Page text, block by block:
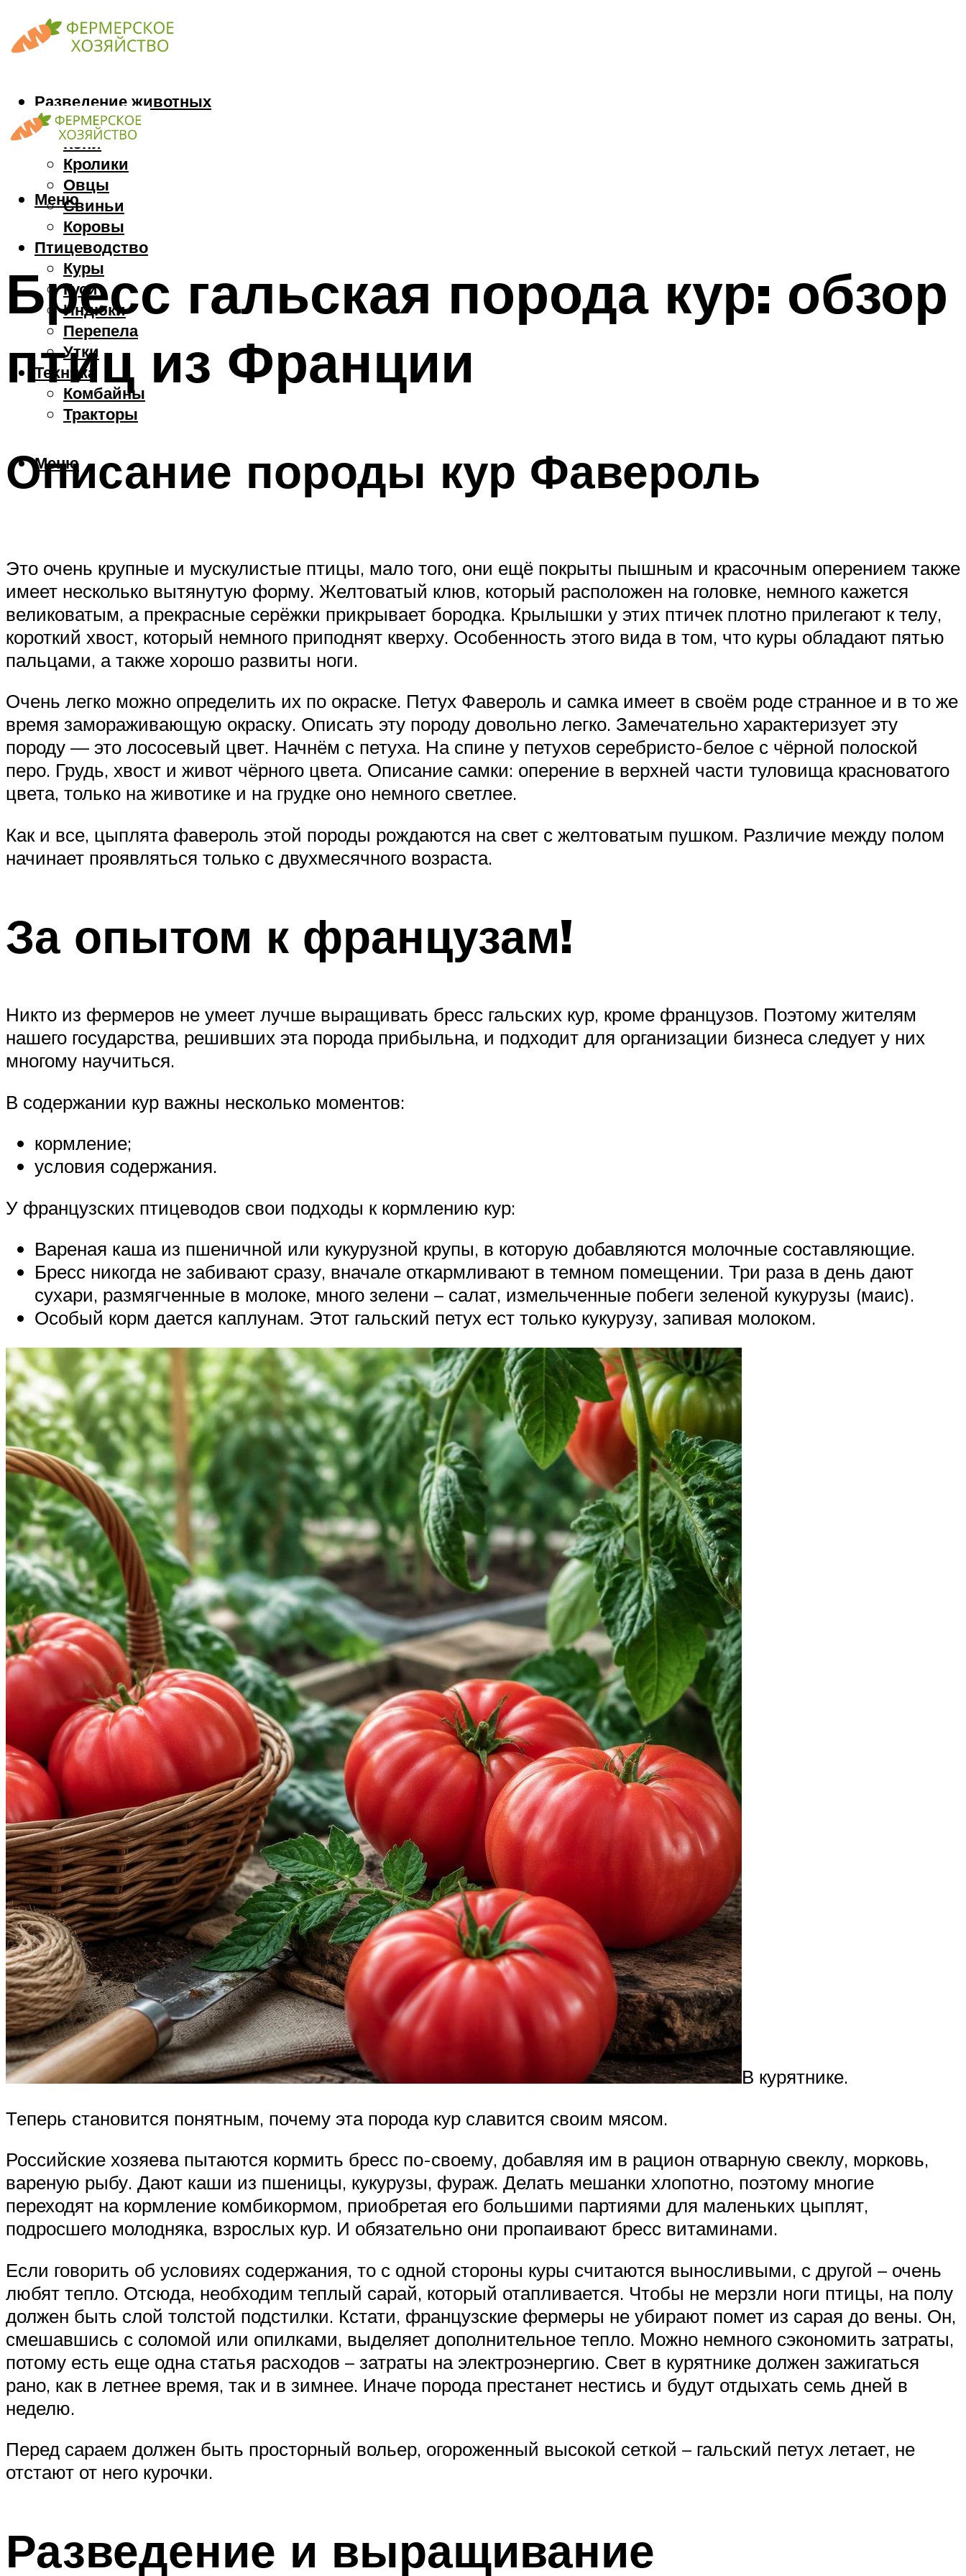
Разведение животных
Козы
Кони
Кролики
Овцы
Свиньи
Коровы
Птицеводство
Куры
Гуси
Индюки
Перепела
Утки
Техника
Комбайны
Тракторы
Меню
Меню
Бресс гальская порода кур: обзор
птиц из Франции
Описание породы кур Фавероль
Это очень крупные и мускулистые птицы, мало того, они ещё покрыты пышным и красочным оперением также
имеет несколько вытянутую форму. Желтоватый клюв, который расположен на головке, немного кажется
великоватым, а прекрасные серёжки прикрывает бородка. Крылышки у этих птичек плотно прилегают к телу,
короткий хвост, который немного приподнят кверху. Особенность этого вида в том, что куры обладают пятью
пальцами, а также хорошо развиты ноги.
Очень легко можно определить их по окраске. Петух Фавероль и самка имеет в своём роде странное и в то же
время замораживающую окраску. Описать эту породу довольно легко. Замечательно характеризует эту
породу — это лососевый цвет. Начнём с петуха. На спине у петухов серебристо-белое с чёрной полоской
перо. Грудь, хвост и живот чёрного цвета. Описание самки: оперение в верхней части туловища красноватого
цвета, только на животике и на грудке оно немного светлее.
Как и все, цыплята фавероль этой породы рождаются на свет с желтоватым пушком. Различие между полом
начинает проявляться только с двухмесячного возраста.
За опытом к французам!
Никто из фермеров не умеет лучше выращивать бресс гальских кур, кроме французов. Поэтому жителям
нашего государства, решивших эта порода прибыльна, и подходит для организации бизнеса следует у них
многому научиться.
В содержании кур важны несколько моментов:
кормление;
условия содержания.
У французских птицеводов свои подходы к кормлению кур:
Вареная каша из пшеничной или кукурузной крупы, в которую добавляются молочные составляющие.
Бресс никогда не забивают сразу, вначале откармливают в темном помещении. Три раза в день дают
сухари, размягченные в молоке, много зелени – салат, измельченные побеги зеленой кукурузы (маис).
Особый корм дается каплунам. Этот гальский петух ест только кукурузу, запивая молоком.
В курятнике.
Теперь становится понятным, почему эта порода кур славится своим мясом.
Российские хозяева пытаются кормить бресс по-своему, добавляя им в рацион отварную свеклу, морковь,
вареную рыбу. Дают каши из пшеницы, кукурузы, фураж. Делать мешанки хлопотно, поэтому многие
переходят на кормление комбикормом, приобретая его большими партиями для маленьких цыплят,
подросшего молодняка, взрослых кур. И обязательно они пропаивают бресс витаминами.
Если говорить об условиях содержания, то с одной стороны куры считаются выносливыми, с другой – очень
любят тепло. Отсюда, необходим теплый сарай, который отапливается. Чтобы не мерзли ноги птицы, на полу
должен быть слой толстой подстилки. Кстати, французские фермеры не убирают помет из сарая до вены. Он,
смешавшись с соломой или опилками, выделяет дополнительное тепло. Можно немного сэкономить затраты,
потому есть еще одна статья расходов – затраты на электроэнергию. Свет в курятнике должен зажигаться
рано, как в летнее время, так и в зимнее. Иначе порода престанет нестись и будут отдыхать семь дней в
неделю.
Перед сараем должен быть просторный вольер, огороженный высокой сеткой – гальский петух летает, не
отстают от него курочки.
Разведение и выращивание